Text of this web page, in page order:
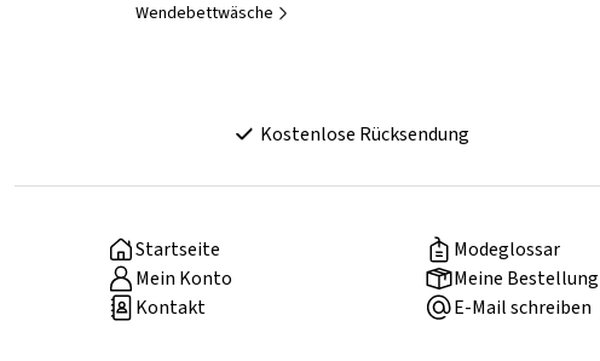
Wendebettwäsche
Kostenlose Rücksendung
Startseite
Modeglossar
Mein Konto
Meine Bestellung
Kontakt
E-Mail schreiben